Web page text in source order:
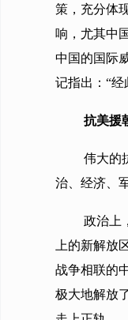
策，充分体
响，尤其中
中国的国际
记指出：“
抗美援
伟大的
治、经济、
政治上
上的新解放
战争相联的
极大地解放